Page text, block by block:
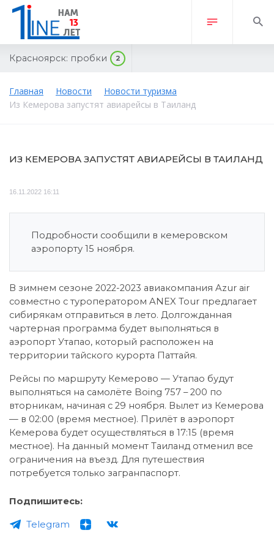
Красноярск: пробки 2
Главная Новости
Новости туризма
Из Кемерова запустят авиарейсы в Таиланд
ИЗ КЕМЕРОВА ЗАПУСТЯТ АВИАРЕЙСЫ В ТАИЛАНД
16.11.2022 16:11
Подробности сообщили в кемеровском
аэропорту 15 ноября.
В зимнем сезоне 2022-2023 авиакомпания Azur air
совместно с туроператором ANEX Tour предлагает
сибирякам отправиться в лето. Долгожданная
чартерная программа будет выполняться в
аэропорт Утапао, который расположен на
территории тайского курорта Паттайя.
Рейсы по маршруту Кемерово — Утапао будут
выполняться на самолёте Boing 757 – 200 по
вторникам, начиная с 29 ноября. Вылет из Кемерова
— в 02:00 (время местное). Прилёт в аэропорт
Кемерова будет осуществляться в 17:15 (время
местное). На данный момент Таиланд отменил все
ограничения на въезд. Для путешествия
потребуется только загранпаспорт.
Подпишитесь:
Telegram